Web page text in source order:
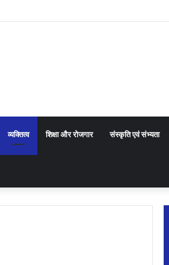
व्यक्तित्व शिक्षा और रोजगार संस्कृति एवं संभ्यता